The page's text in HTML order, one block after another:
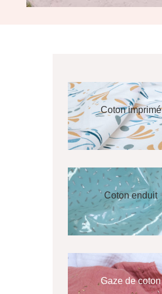
Coton imprimé
Coton enduit
Gaze de coton